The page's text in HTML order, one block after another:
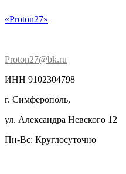
«Proton27»
Proton27@bk.ru
ИНН 9102304798
г. Симферополь,
ул. Александра Невского 12
Пн-Вс: Круглосуточно